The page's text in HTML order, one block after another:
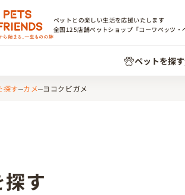
ペットとの楽しい生活を応援いたします
全国125店舗ペットショップ「コーワペッツ・
ペットを探す
探す カメ ヨコクビガメ
す